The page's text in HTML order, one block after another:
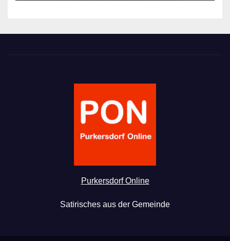
Purkersdorf Online
Satirisches aus der Gemeinde